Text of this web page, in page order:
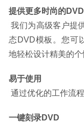
提供更多时尚的
我们为高级客户提供了不同流行主题的更多免费静态和动
态DVD模板。您可
地轻松设计精美的个
易于使用
通过优化的工作流
一键刻录DVD